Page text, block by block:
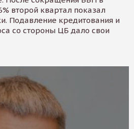
второй квартал показал
Подавление кредитования и
со стороны ЦБ дало свои